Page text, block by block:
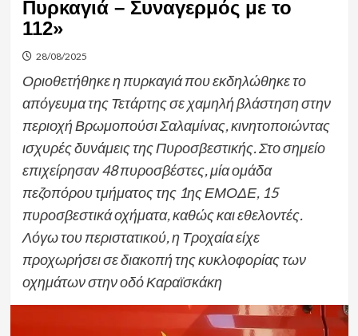
Πυρκαγιά – Συναγερμός με το
112»
28/08/2025
Οριοθετήθηκε η πυρκαγιά που εκδηλώθηκε το
απόγευμα της Τετάρτης σε χαμηλή βλάστηση στην
περιοχή Βρωμοπούσι Σαλαμίνας, κινητοποιώντας
ισχυρές δυνάμεις της Πυροσβεστικής. Στο σημείο
επιχείρησαν 48 πυροσβέστες, μία ομάδα
πεζοπόρου τμήματος της 1ης ΕΜΟΔΕ, 15
πυροσβεστικά οχήματα, καθώς και εθελοντές.
Λόγω του περιστατικού, η Τροχαία είχε
προχωρήσει σε διακοπή της κυκλοφορίας των
οχημάτων στην οδό Καραϊσκάκη